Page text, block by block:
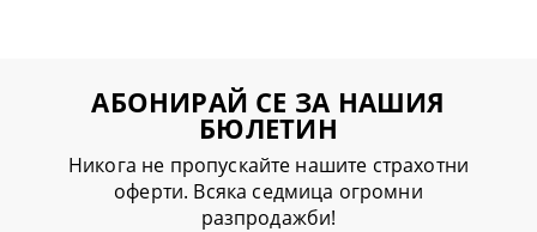
АБОНИРАЙ СЕ ЗА НАШИЯ
БЮЛЕТИН
Никога не пропускайте нашите страхотни
оферти. Всяка седмица огромни
разпродажби!